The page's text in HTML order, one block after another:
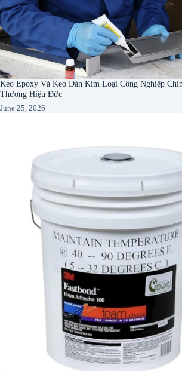
Keo Epoxy Và Keo Dán Kim Loại Công Nghiệp
Thương Hiệu Đức
June 25, 2026